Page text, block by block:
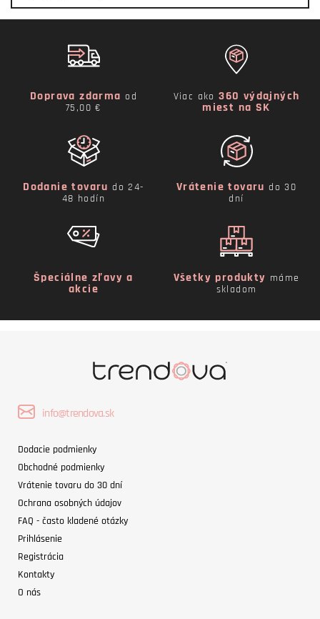
Doprava zdarma od
75,00 €
Viac ako360 výdajných
miest na SK
Dodanie tovaru do 24-
48 hodín
Vrátenie tovaru do 30
dní
Špeciálne zľavy a
akcie
Všetky produkty máme
skladom
info@trendova.sk
Dodacie podmienky
Obchodné podmienky
Vrátenie tovaru do 30 dní
Ochrana osobných údajov
FAQ - často kladené otázky
Prihlásenie
Registrácia
Kontakty
O nás